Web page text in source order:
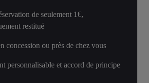
de seulement 1€,
restitué
concession ou près de chez vous
personnalisable et accord de principe